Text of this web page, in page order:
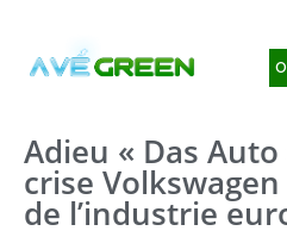
Adieu « Das
crise
de l’industrie